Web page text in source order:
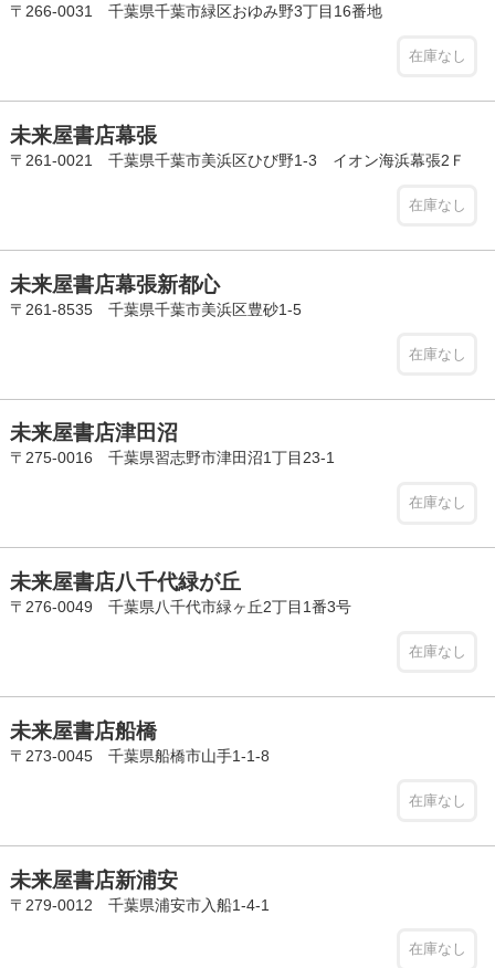
〒266-0031 千葉県千葉市緑区おゆみ野3丁目16番地
在庫なし
未来屋書店幕張
〒261-0021 千葉県千葉市美浜区ひび野1-3 イオン海浜幕張2Ｆ
在庫なし
未来屋書店幕張新都心
〒261-8535 千葉県千葉市美浜区豊砂1-5
在庫なし
未来屋書店津田沼
〒275-0016 千葉県習志野市津田沼1丁目23-1
在庫なし
未来屋書店八千代緑が丘
〒276-0049 千葉県八千代市緑ヶ丘2丁目1番3号
在庫なし
未来屋書店船橋
〒273-0045 千葉県船橋市山手1-1-8
在庫なし
未来屋書店新浦安
〒279-0012 千葉県浦安市入船1-4-1
在庫なし